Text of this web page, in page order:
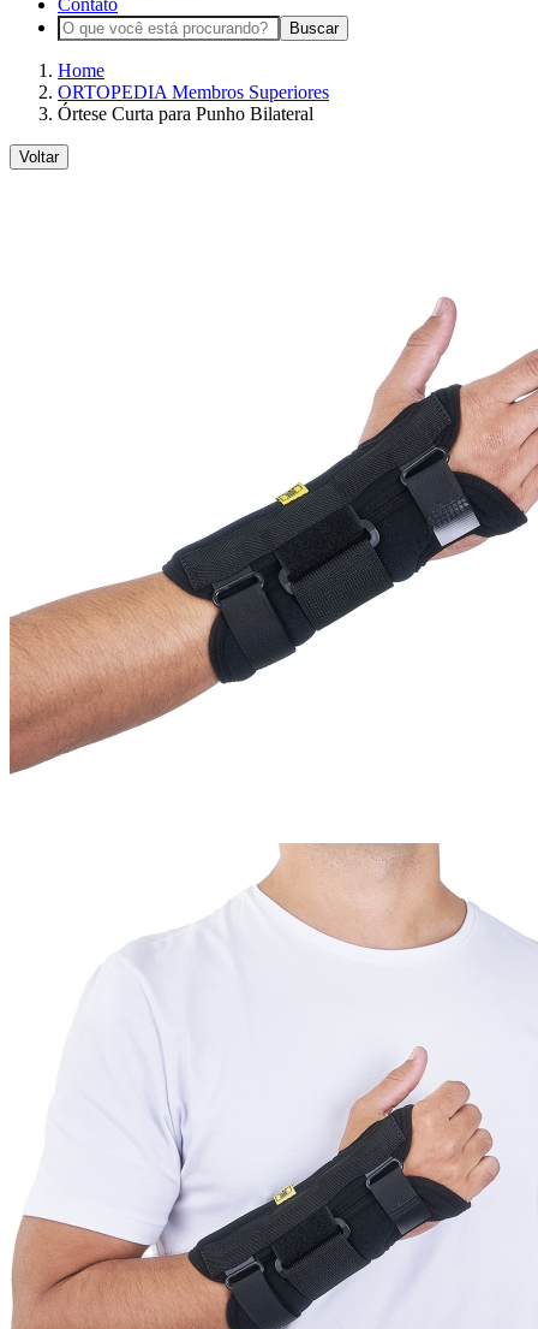
Contato
Buscar
Home
ORTOPEDIA Membros Superiores
Órtese Curta para Punho Bilateral
Voltar